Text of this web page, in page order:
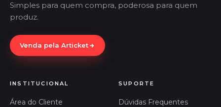
Simples para quem compra, poderosa para quem
produz.
Venda pela Articket
INSTITUCIONAL
Área do Cliente
SUPORTE
Dúvidas Frequentes